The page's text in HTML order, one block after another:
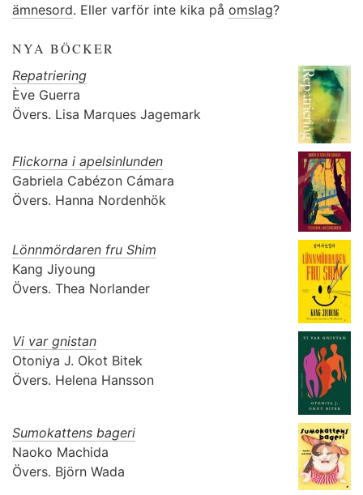
ämnesord. Eller varför inte kika på omslag?
NYA BÖCKER
Repatriering
Ève Guerra
Övers. Lisa Marques Jagemark
Flickorna i apelsinlunden
Gabriela Cabézon Cámara
Övers. Hanna Nordenhök
Lönnmördaren fru Shim
Kang Jiyoung
Övers. Thea Norlander
Vi var gnistan
Otoniya J. Okot Bitek
Övers. Helena Hansson
Sumokattens bageri
Naoko Machida
Övers. Björn Wada